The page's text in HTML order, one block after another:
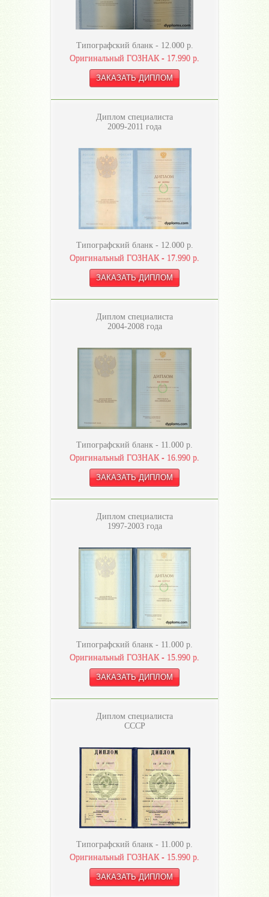
Типографский бланк - 12.000р.
Оригинальный ГОЗНАК - 17.990 р.
Диплом специалиста
2009-2011 года
Типографский бланк - 12.000р.
Оригинальный ГОЗНАК - 17.990 р.
Диплом специалиста
2004-2008 года
Типографский бланк - 11.000 р.
Оригинальный ГОЗНАК - 16.990 р.
Диплом специалиста
1997-2003 года
Типографский бланк - 11.000 р.
Оригинальный ГОЗНАК - 15.990 р.
Диплом специалиста
СССР
Типографский бланк - 11.000 р.
Оригинальный ГОЗНАК - 15.990 р.